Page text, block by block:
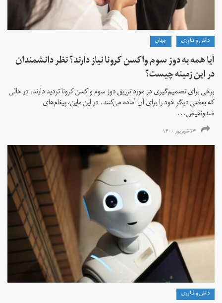
دانش و فناوری جهان
آیا همه به دوز سوم واکسن کرونا نیاز دارند؟ نظر دانشمندان
در این زمینه چیست؟
برخی برای تصمیم‌گیری در مورد تزریق دوز سوم واکسن کرونا تردید دارند، در حالی
که بعضی دیگر خود را برای آن آماده می‌کنند. در این ماین، پیغام‌های
ضدونقیض...
۲۴ شهریور ۱۴۰۰
دانش و فناوری